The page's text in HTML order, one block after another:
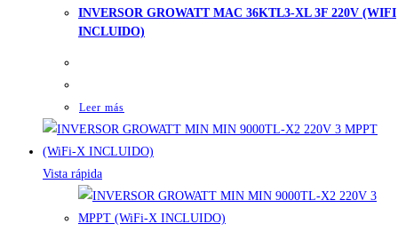
INVERSOR GROWATT MAC 36KTL3-XL 3F 220V (WIFI
INCLUIDO)
Leer más
Vista rápida